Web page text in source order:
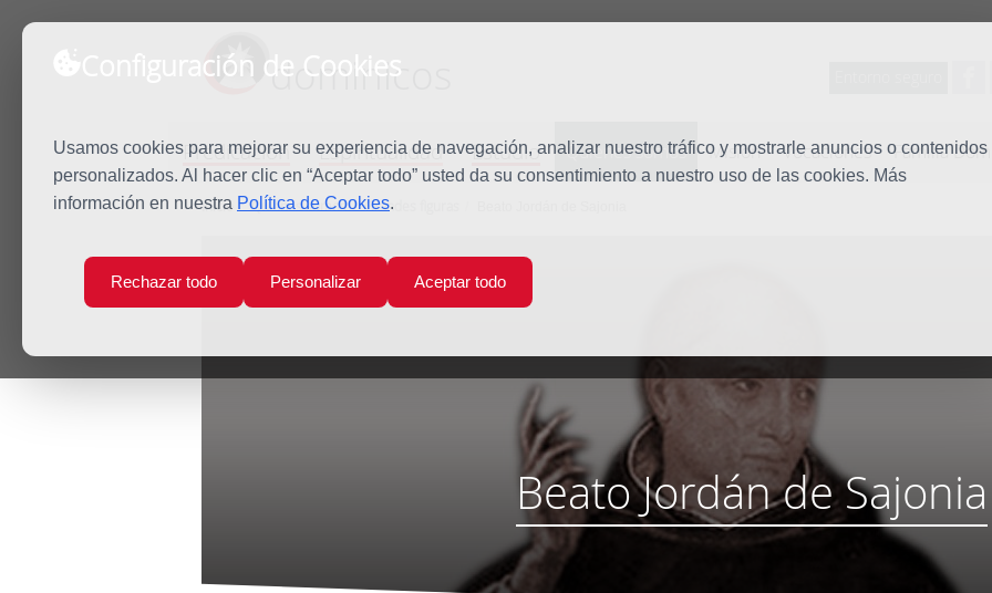
Configuración de Cookies
Usamos cookies para mejorar su experiencia de navegación, analizar nuestro tráfico y mostrarle anuncios o contenidos
personalizados. Al hacer clic en “Aceptar todo” usted da su consentimiento a nuestro uso de las cookies. Más
información en nuestra Política de Cookies.
Rechazar todo Personalizar Aceptar todo
dominicos
Predicación Espiritualidad Estudio Quiénes somos Misión Vocaciones Familia
Inicio Quiénes somos Grandes figuras
Beato Jordán de Sajonia